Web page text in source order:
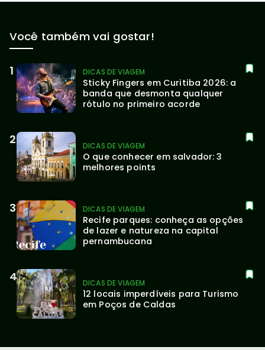
Você também vai gostar!
DICAS DE VIAGEM
Sticky Fingers em Curitiba 2026: a
banda que desmonta qualquer
rótulo no primeiro acorde
DICAS DE VIAGEM
O que conhecer em salvador: 3
melhores points
DICAS DE VIAGEM
Recife parques: conheça as opções
de lazer e natureza na capital
pernambucana
DICAS DE VIAGEM
12 locais imperdíveis para Turismo
em Poços de Caldas